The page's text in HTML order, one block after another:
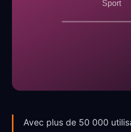
Avec plus de 50 000